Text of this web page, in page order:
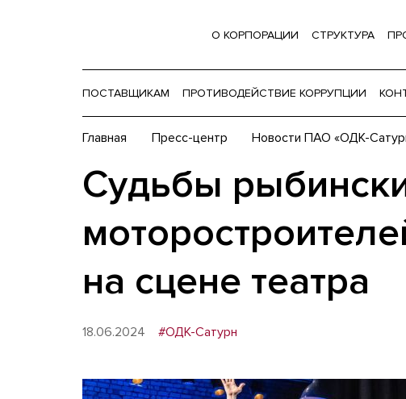
О КОРПОРАЦИИ СТРУКТУРА
ПОСТАВЩИКАМ ПРОТИВОДЕЙСТВИЕ КОРРУПЦИИ
Главная Пресс-центр Новости ПАО «ОДК-
Судьбы
на сцене театра
18.06.2024 #ОДК-Сатурн